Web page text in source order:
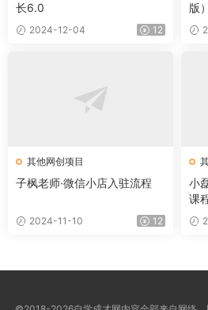
长6.0
2024-12-04 12
版）
其他网创项目
子枫老师·微信小店入驻流程
2024-11-10 12
小
课